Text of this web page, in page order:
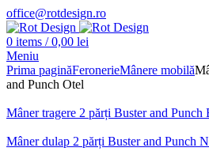
office@rotdesign.ro
0 items / 0,00 lei
Meniu
Prima paginăFeronerieMânere mobilă
and Punch Otel
Mâner tragere 2 părți Buster and
Mâner dulap 2 părți Buster and Punch